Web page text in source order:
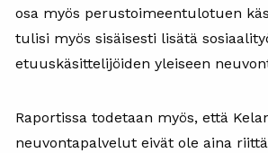
osa myös perustoimeentulotuen
tulisi myös sisäisesti lisätä
etuuskäsittelijöiden yleiseen
Raportissa todetaan myös, että
neuvontapalvelut eivät ole aina